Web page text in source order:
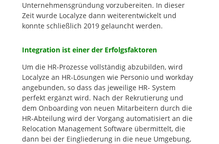
Unternehmensgründung vorzubereiten. In dieser
Zeit wurde Localyze dann weiterentwickelt und
konnte schließlich 2019 gelauncht werden.
Integration ist einer der Erfolgsfaktoren
Um die HR-Prozesse vollständig abzubilden, wird
Localyze an HR-Lösungen wie Personio und workday
angebunden, so dass das jeweilige HR- System
perfekt ergänzt wird. Nach der Rekrutierung und
dem Onboarding von neuen Mitarbeitern durch die
HR-Abteilung wird der Vorgang automatisiert an die
Relocation Management Software übermittelt, die
dann bei der Eingliederung in die neue Umgebung,